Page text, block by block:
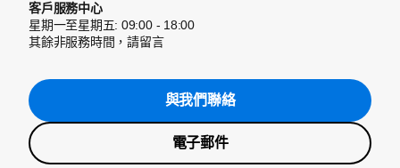
客戶服務中心
星期一至星期五: 09:00 - 18:00
其餘非服務時間，請留言
與我們聯絡
電子郵件